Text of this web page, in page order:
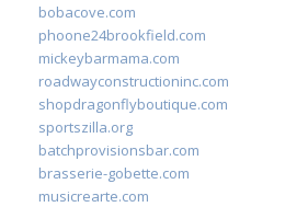
bobacove.com
phoone24brookfield.com
mickeybarmama.com
roadwayconstructioninc.com
shopdragonflyboutique.com
sportszilla.org
batchprovisionsbar.com
brasserie-gobette.com
musicrearte.com